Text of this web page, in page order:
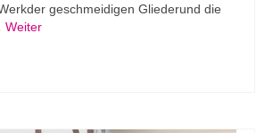
geschmeidigen Gliederund die
Weiter